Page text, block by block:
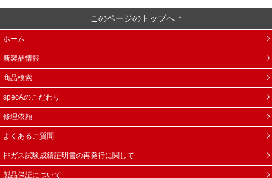
このページのトップへ
ホーム
新製品情報
商品検索
specAのこだわり
修理依頼
よくあるご質問
排ガス試験成績証明書の再発行に関して
製品保証について